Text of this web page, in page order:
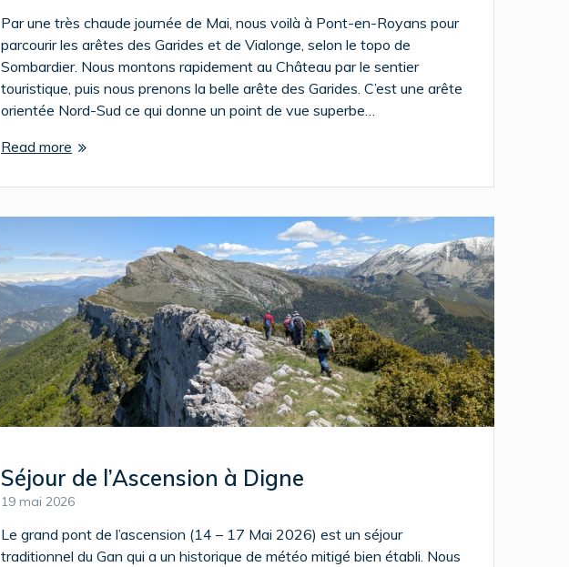
Par une très chaude journée de Mai, nous voilà à Pont-en-Royans pour
parcourir les arêtes des Garides et de Vialonge, selon le topo de
Sombardier. Nous montons rapidement au Château par le sentier
touristique, puis nous prenons la belle arête des Garides. C’est une arête
orientée Nord-Sud ce qui donne un point de vue superbe…
Read more
Séjour de l’Ascension à Digne
19 mai 2026
Le grand pont de l’ascension (14 – 17 Mai 2026) est un séjour
traditionnel du Gan qui a un historique de météo mitigé bien établi. Nous